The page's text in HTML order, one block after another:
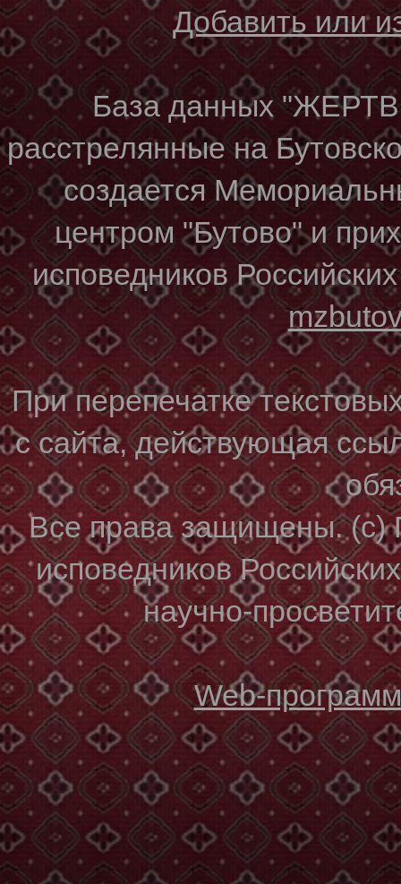
Добавить или
База данных
расстрелянные на
создается
центром "Бутово" и
исповедников
При перепечатке
с сайта, действующая
Все права защищены. (с)
исповедников
научно-
Web-